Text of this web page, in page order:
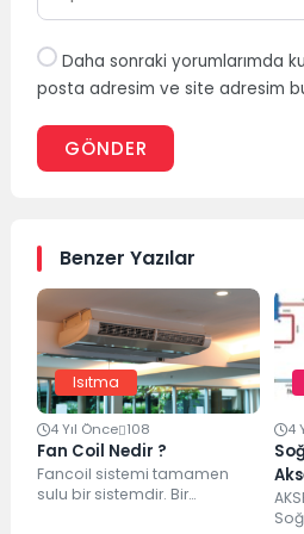
Daha sonraki yorumlarımda
posta adresim ve site adresim
GÖNDER
Benzer Yazılar
Isıtma
4 Yıl Önce 108
Fan Coil Nedir ?
Fancoil sistemi tamamen
sulu bir sistemdir. Bir
4